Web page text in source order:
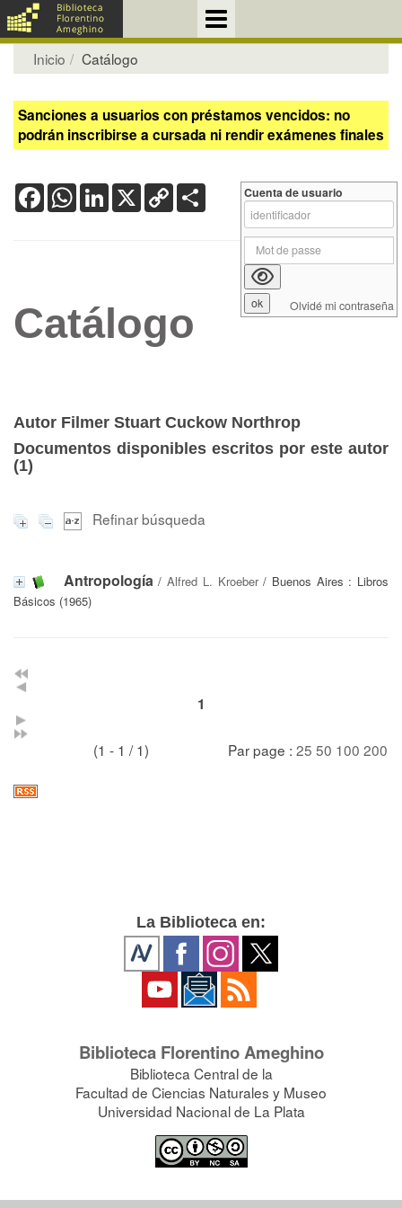
Inicio Catálogo
Sanciones a usuarios con préstamos vencidos: no
podrán inscribirse a cursada ni rendir exámenes finales
FacebookWhatsApp
LinkedIn
X Copy
Link
Catálogo
Autor Filmer Stuart Cuckow Northrop
Documentos disponibles escritos por este autor
(1)
Refinar búsqueda
Antropología/Alfred L. Kroeber/ Buenos Aires : Libros
Básicos (1965)
1
(1 - 1 / 1) Par page : 25 50 100 200
Cuenta de usuario
Olvidé mi contraseña
La Biblioteca en:
Biblioteca Florentino Ameghino
Biblioteca Central de la
Facultad de Ciencias Naturales y Museo
Universidad Nacional de La Plata